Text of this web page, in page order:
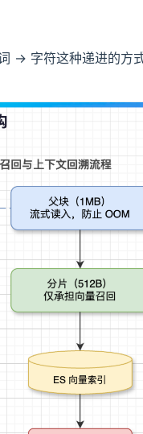
→ 字符这种递进的方